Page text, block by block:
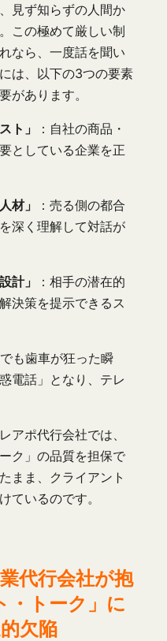
見ず知らずの人間か
この極めて厳しい制
なら、一度話を聞い
は、以下の3つの要素
があります。
ト」
：自社の商品・
としている企業を正
材」
：売る側の都合
深く理解して対話が
計」
：相手の潜在的
決策を提示できるス
も歯車が狂った瞬
電話」となり、テレ
アポ代行会社では、
ク」の品質を担保で
まま、クライアント
ているのです。
代行会社が抱
・トーク」に
欠陥